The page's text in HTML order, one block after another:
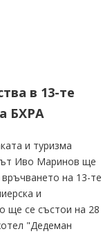
в 13-те
БХРА
и туризма
Иво Маринов ще
на 13-те
и
ще се състои на 28
"Дедеман